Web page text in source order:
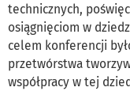
technicznych,
osiągnięciom w
celem konferencji
przetwórstwa
współpracy w tej